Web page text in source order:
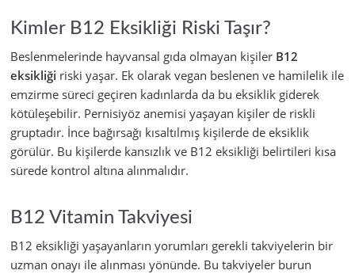
Kimler B12 Eksikliği Riski Taşır?
Beslenmelerinde hayvansal gıda olmayan kişiler B12
eksikliği riski yaşar. Ek olarak vegan beslenen ve hamilelik ile
emzirme süreci geçiren kadınlarda da bu eksiklik giderek
kötüleşebilir. Pernisiyöz anemisi yaşayan kişiler de riskli
gruptadır. İnce bağırsağı kısaltılmış kişilerde de eksiklik
görülür. Bu kişilerde kansızlık ve B12 eksikliği belirtileri kısa
sürede kontrol altına alınmalıdır.
B12 Vitamin Takviyesi
B12 eksikliği yaşayanların yorumları gerekli takviyelerin bir
uzman onayı ile alınması yönünde. Bu takviyeler burun